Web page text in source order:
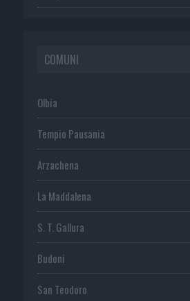
COMUNI
Olbia
Tempio Pausania
Arzachena
La Maddalena
S. T. Gallura
Budoni
San Teodoro